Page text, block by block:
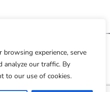
browsing experience, serve
analyze our traffic. By
to our use of cookies.
www.lesetuismirault.fr